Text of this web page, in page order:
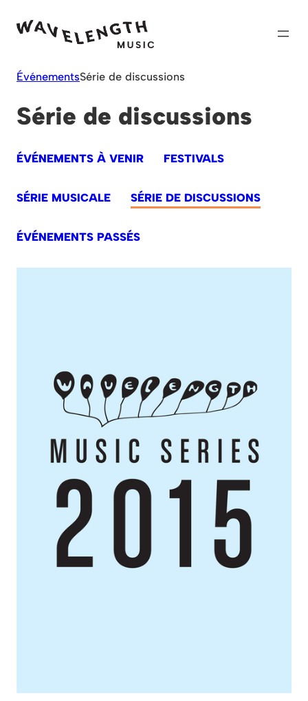
ÉvénementsSérie de discussions
Série de discussions
ÉVÉNEMENTS À VENIR FESTIVALS
SÉRIE MUSICALE SÉRIE DE DISCUSSIONS
ÉVÉNEMENTS PASSÉS